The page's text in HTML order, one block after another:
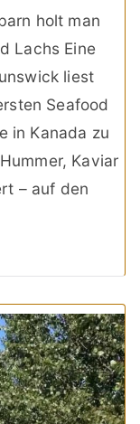
holt man
Lachs Eine
liest
Seafood
in Kanada zu
Kaviar
– auf den